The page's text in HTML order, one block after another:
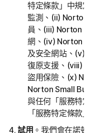
特定條款」中規
監測、(ii)
員、(iii) Norton
網、(iv) Norton
及安全網站、(v)
復原支援、(viii)
盜用保險、(x)
Norton Small
與任何「服務特
「服務特定條款
試用 。我們會在諾